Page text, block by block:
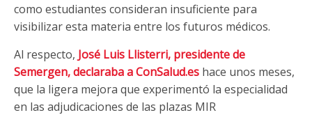
como estudiantes consideran insuficiente para
visibilizar esta materia entre los futuros médicos.
Al respecto, José Luis Llisterri, presidente de
Semergen, declaraba a ConSalud.es hace unos meses,
que la ligera mejora que experimentó la especialidad
en las adjudicaciones de las plazas MIR